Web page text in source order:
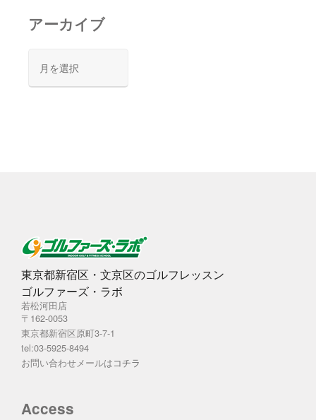
アーカイブ
カ
東京都新宿区・文京区のゴルフレッスン
ゴルファーズ・ラボ
若松河田店
〒162-0053
東京都新宿区原町3-7-1
tel:03-5925-8494
お問い合わせメールはコチラ
Access